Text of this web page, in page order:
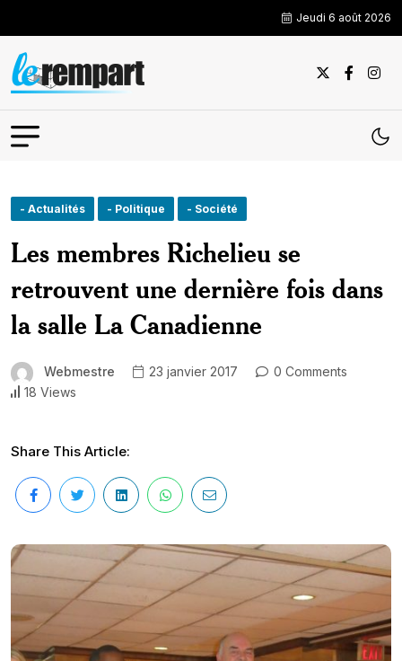
Jeudi 6 août 2026
- Actualités - Politique - Société
Les membres Richelieu se
retrouvent une dernière fois dans
la salle La Canadienne
Webmestre 23 janvier 2017
0 Comments
18 Views
Share This Article: